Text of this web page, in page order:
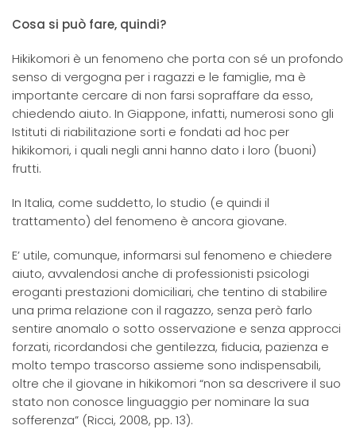
Cosa si può fare, quindi?
Hikikomori è un fenomeno che porta con sé un profondo
senso di vergogna per i ragazzi e le famiglie, ma è
importante cercare di non farsi sopraffare da esso,
chiedendo aiuto. In Giappone, infatti, numerosi sono gli
Istituti di riabilitazione sorti e fondati ad hoc per
hikikomori, i quali negli anni hanno dato i loro (buoni)
frutti.
In Italia, come suddetto, lo studio (e quindi il
trattamento) del fenomeno è ancora giovane.
E’ utile, comunque, informarsi sul fenomeno e chiedere
aiuto, avvalendosi anche di professionisti psicologi
eroganti prestazioni domiciliari, che tentino di stabilire
una prima relazione con il ragazzo, senza però farlo
sentire anomalo o sotto osservazione e senza approcci
forzati, ricordandosi che gentilezza, fiducia, pazienza e
molto tempo trascorso assieme sono indispensabili,
oltre che il giovane in hikikomori “non sa descrivere il suo
stato non conosce linguaggio per nominare la sua
sofferenza” (Ricci, 2008, pp. 13).